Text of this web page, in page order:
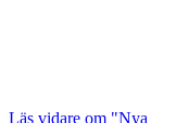
Läs vidare om "Nya